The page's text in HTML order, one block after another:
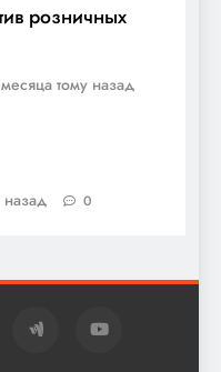
розничных
тому назад
назад 0